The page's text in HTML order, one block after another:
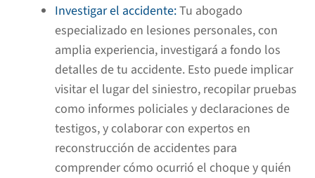
Investigar el accidente:Tu abogado
especializado en lesiones personales, con
amplia experiencia, investigará a fondo los
detalles de tu accidente. Esto puede implicar
visitar el lugar del siniestro, recopilar pruebas
como informes policiales y declaraciones de
testigos, y colaborar con expertos en
reconstrucción de accidentes para
comprender cómo ocurrió el choque y quién